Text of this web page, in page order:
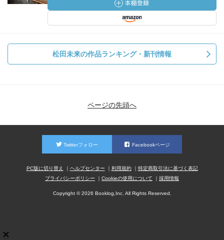
松田未来の作品ランキング・新刊情報
ページの先頭へ
Twitterフォロー Facebookページ
PC版に切り替え ヘルプセンター 利用規約
特定商取引法に基づく表記
プライバシーポリシー
Cookieの使用について 採用情報
Copyright © 2026 Booklog,Inc. All Rights Reserved.